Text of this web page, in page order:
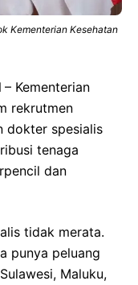
Kementerian Kesehatan
– Kementerian
rekrutmen
dokter spesialis
tenaga
dan
tidak merata.
punya peluang
Maluku,